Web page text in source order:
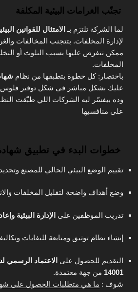
تجنّب الغرامات البيئية المكلفة
لما الشركة تلتزم بـ الامتثال للقوانين
لإدارة المخلفات. بتتجنب المخالفات
ممكن تتفرض عليها بسبب التلوث أو
المخلفات.
باختصار: كل خطوة بتطبقها من نظام شهادة
عليك بشكل مباشر في شكل توفير
وده بيفسّر ليه الشركات اللي طبّقت
على منافسيها
خطوات البدء في تطبيق شهادة
تقييم الوضع البيئي الحالي للمصنع
وضع أهداف واضحة لتقليل المخلفات
تدريب الموظفين على الإدارة البيئية
إنشاء نظام توثيق ومتابعة للنفايات
التقديم للحصول على الاعتماد الرسمي
14001 من جهة معتمدة.
شوف :